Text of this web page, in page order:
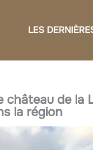
LES
château de la
la région